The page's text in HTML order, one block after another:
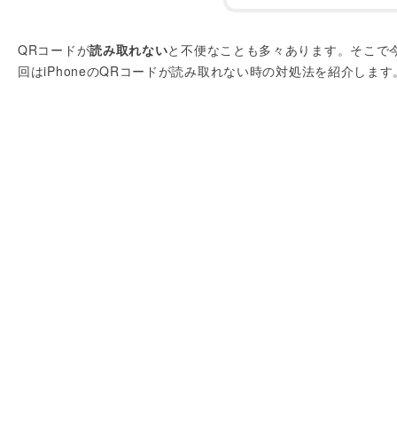
QRコードが読み取れないと不便なことも多々あります。そこで
回はiPhoneのQRコードが読み取れない時の対処法を紹介します